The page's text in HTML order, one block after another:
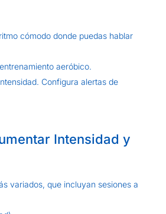
cómodo donde puedas hablar
aeróbico.
Configura alertas de
Intensidad y
variados, que incluyan sesiones a